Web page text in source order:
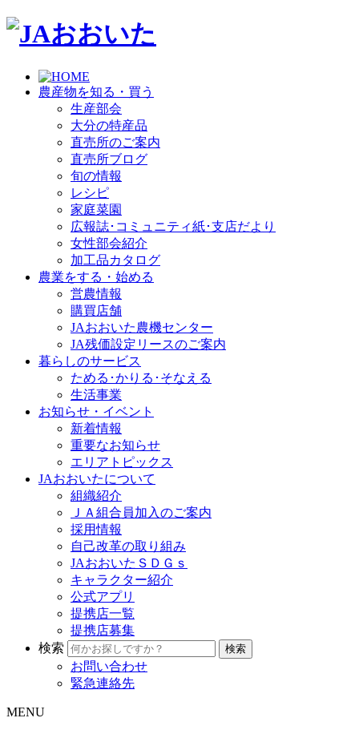
農産物を知る・買う
生産部会
大分の特産品
直売所のご案内
直売所ブログ
旬の情報
レシピ
家庭菜園
広報誌･コミュニティ紙･支店だより
女性部会紹介
加工品カタログ
農業をする・始める
営農情報
購買店舗
JAおおいた農機センター
JA残価設定リースのご案内
暮らしのサービス
ためる･かりる･そなえる
生活事業
お知らせ・イベント
新着情報
重要なお知らせ
エリアトピックス
JAおおいたについて
組織紹介
ＪＡ組合員加入のご案内
採用情報
自己改革の取り組み
JAおおいたＳＤＧｓ
キャラクター紹介
公式アプリ
提携店一覧
提携店募集
検索
お問い合わせ
緊急連絡先
MENU